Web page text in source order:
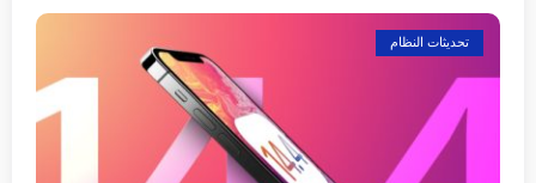
تحديثات النظام